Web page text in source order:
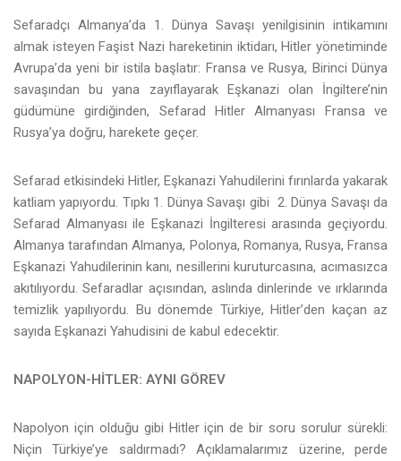
Sefaradçı Almanya’da 1. Dünya Savaşı yenilgisinin intikamını
almak isteyen Faşist Nazi hareketinin iktidarı, Hitler yönetiminde
Avrupa’da yeni bir istila başlatır: Fransa ve Rusya, Birinci Dünya
savaşından bu yana zayıflayarak Eşkanazi olan İngiltere’nin
güdümüne girdiğinden, Sefarad Hitler Almanyası Fransa ve
Rusya’ya doğru, harekete geçer.
Sefarad etkisindeki Hitler, Eşkanazi Yahudilerini fırınlarda yakarak
katliam yapıyordu. Tıpkı 1. Dünya Savaşı gibi 2. Dünya Savaşı da
Sefarad Almanyası ile Eşkanazi İngilteresi arasında geçiyordu.
Almanya tarafından Almanya, Polonya, Romanya, Rusya, Fransa
Eşkanazi Yahudilerinin kanı, nesillerini kuruturcasına, acımasızca
akıtılıyordu. Sefaradlar açısından, aslında dinlerinde ve ırklarında
temizlik yapılıyordu. Bu dönemde Türkiye, Hitler’den kaçan az
sayıda Eşkanazi Yahudisini de kabul edecektir.
NAPOLYON-HİTLER: AYNI GÖREV
Napolyon için olduğu gibi Hitler için de bir soru sorulur sürekli:
Niçin Türkiye’ye saldırmadı? Açıklamalarımız üzerine, perde